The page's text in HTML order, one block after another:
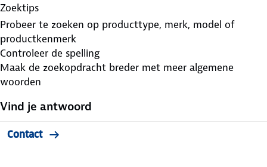
Zoektips
Probeer te zoeken op producttype, merk, model of
productkenmerk
Controleer de spelling
Maak de zoekopdracht breder met meer algemene
woorden
Vind je antwoord
Contact